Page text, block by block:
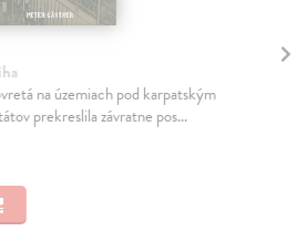
na územiach pod karpatským
prekreslila závratne pos...